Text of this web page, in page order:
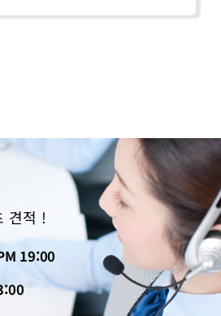
견적 !
19:00